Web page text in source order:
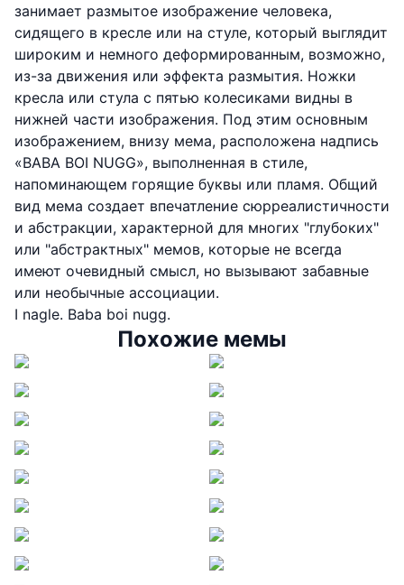
занимает размытое изображение человека,
сидящего в кресле или на стуле, который выглядит
широким и немного деформированным, возможно,
из-за движения или эффекта размытия. Ножки
кресла или стула с пятью колесиками видны в
нижней части изображения. Под этим основным
изображением, внизу мема, расположена надпись
«BABA BOI NUGG», выполненная в стиле,
напоминающем горящие буквы или пламя. Общий
вид мема создает впечатление сюрреалистичности
и абстракции, характерной для многих "глубоких"
или "абстрактных" мемов, которые не всегда
имеют очевидный смысл, но вызывают забавные
или необычные ассоциации.
I nagle. Baba boi nugg.
Похожие мемы